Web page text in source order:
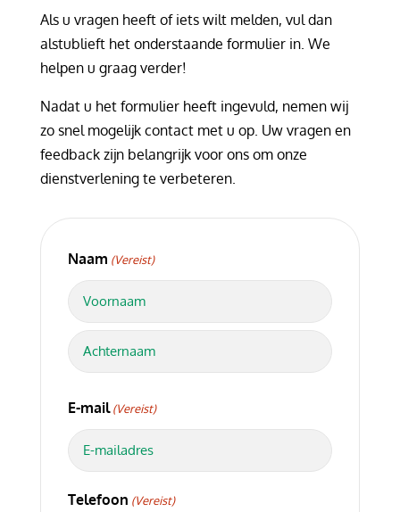
Als u vragen heeft of iets wilt melden, vul dan
alstublieft het onderstaande formulier in. We
helpen u graag verder!
Nadat u het formulier heeft ingevuld, nemen wij
zo snel mogelijk contact met u op. Uw vragen en
feedback zijn belangrijk voor ons om onze
dienstverlening te verbeteren.
Naam (Vereist)
Voornaam
E-mail (Vereist)
Telefoon (Vereist)